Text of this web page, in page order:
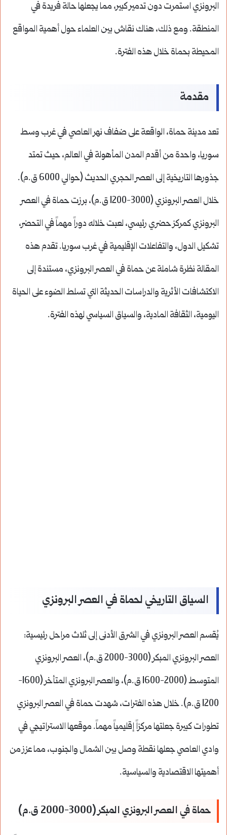
البرونزي استمرت دون تدمير كبير، مما يجعلها حالة فريدة في
المنطقة. ومع ذلك، هناك نقاش بين العلماء حول أهمية المواقع
المحيطة بحماة خلال هذه الفترة.
مقدمة
تعد مدينة حماة، الواقعة على ضفاف نهر العاصي في غرب وسط
سوريا، واحدة من أقدم المدن المأهولة في العالم، حيث تمتد
جذورها التاريخية إلى العصر الحجري الحديث (حوالي 6000 ق.م).
خلال العصر البرونزي (3000-1200 ق.م)، برزت حماة في العصر
البرونزي كمركز حضري رئيسي، لعبت خلاله دوراً مهماً في التحضر،
تشكيل الدول، والتفاعلات الإقليمية في غرب سوريا. تقدم هذه
المقالة نظرة شاملة عن حماة في العصر البرونزي، مستندة إلى
الاكتشافات الأثرية والدراسات الحديثة التي تسلط الضوء على الحياة
اليومية، الثقافة المادية، والسياق السياسي لهذه الفترة.
السياق التاريخي لحماة في العصر البرونزي
يُقسم العصر البرونزي في الشرق الأدنى إلى ثلاث مراحل رئيسية:
العصر البرونزي المبكر (3000-2000 ق.م)، العصر البرونزي
المتوسط (2000-1600 ق.م)، والعصر البرونزي المتأخر (1600-
1200 ق.م). خلال هذه الفترات، شهدت حماة في العصر البرونزي
تطورات كبيرة جعلتها مركزاً إقليمياً مهماً. موقعها الاستراتيجي في
وادي العاصي جعلها نقطة وصل بين الشمال والجنوب، مما عزز من
أهميتها الاقتصادية والسياسية.
حماة في العصر البرونزي المبكر (3000-2000 ق.م)